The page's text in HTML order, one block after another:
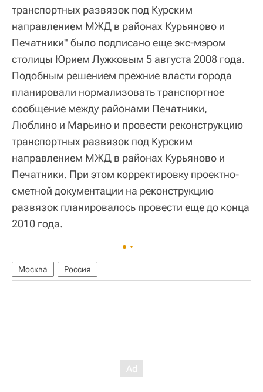
транспортных развязок под Курским
направлением МЖД в районах Курьяново и
Печатники" было подписано еще экс-мэром
столицы Юрием Лужковым 5 августа 2008 года.
Подобным решением прежние власти города
планировали нормализовать транспортное
сообщение между районами Печатники,
Люблино и Марьино и провести реконструкцию
транспортных развязок под Курским
направлением МЖД в районах Курьяново и
Печатники. При этом корректировку проектно-
сметной документации на реконструкцию
развязок планировалось провести еще до конца
2010 года.
Москва Россия